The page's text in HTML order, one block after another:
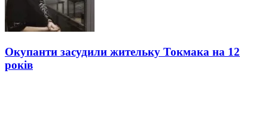
Окупанти засудили жительку Токмака на 12
років